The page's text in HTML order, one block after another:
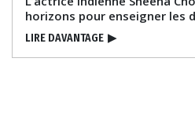
horizons pour enseigner les
LIRE DAVANTAGE ▶